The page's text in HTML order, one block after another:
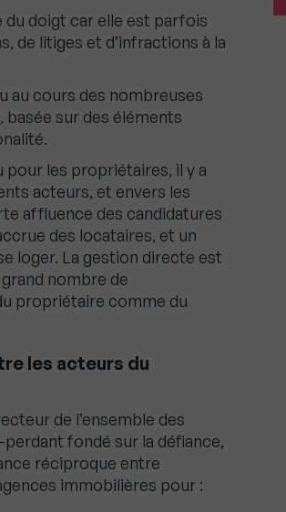
doigt car elle est parfois
de litiges et d’infractions à la
au cours des nombreuses
sur des éléments
les propriétaires, il y a
acteurs, et envers les
affluence des candidatures
des locataires, et un
loger. La gestion directe est
nombre de
propriétaire comme du
les acteurs du
de l’ensemble des
fondé sur la défiance,
réciproque entre
immobilières pour :